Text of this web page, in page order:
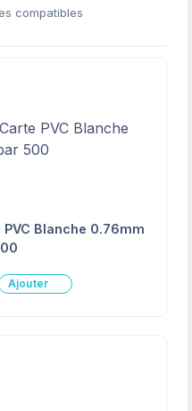
compatibles
Blanche 0.76mm
Ajouter